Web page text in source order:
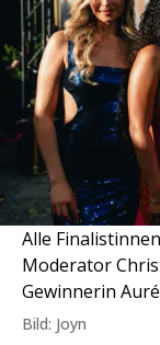
Alle
Moderator
Gewinnerin
Bild: Joyn